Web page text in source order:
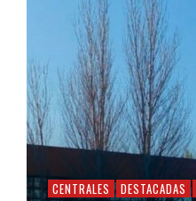
CENTRALES DESTACADAS